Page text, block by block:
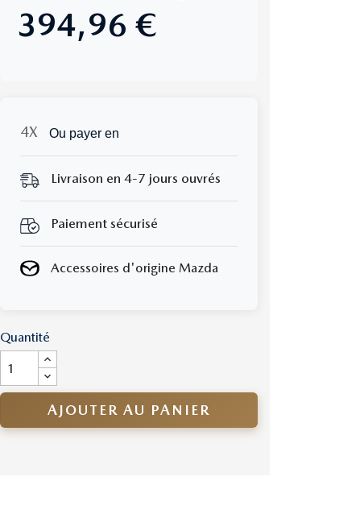
394,96 €
Ou payer en
Livraison en 4-7 jours ouvrés
Paiement sécurisé
Accessoires d'origine Mazda
Quantité
AJOUTER AU PANIER